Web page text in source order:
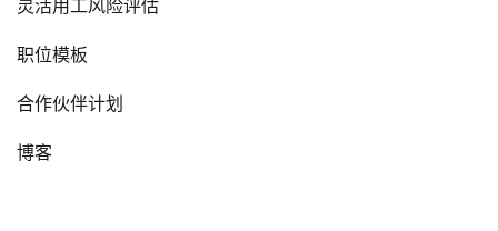
灵活用工风险评估
职位模板
合作伙伴计划
博客